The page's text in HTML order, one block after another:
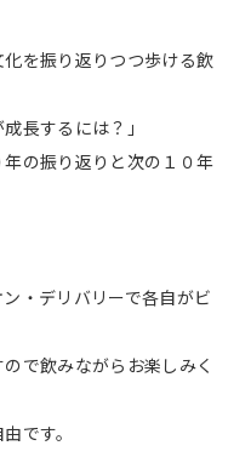
化を振り返りつつ歩ける飲
成長するには？」
年の振り返りと次の１０年
・デリバリーで各自がビ
で飲みながらお楽しみく
です。